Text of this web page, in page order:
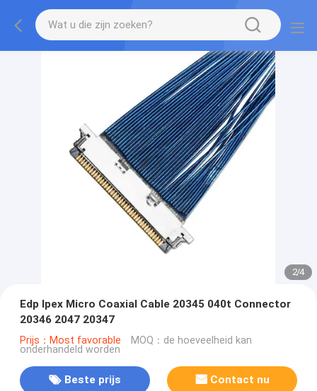
2/4
Edp Ipex Micro Coaxial Cable 20345 040t Connector
20346 2047 20347
Prijs：Most favorable MOQ：de hoeveelheid kan
onderhandeld worden
Beste prijs Contact nu